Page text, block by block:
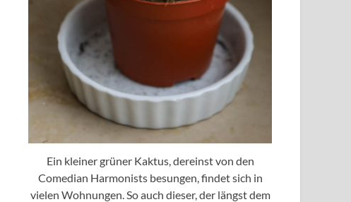
Ein kleiner grüner Kaktus, dereinst von den
Comedian Harmonists besungen, findet sich in
vielen Wohnungen. So auch dieser, der längst dem